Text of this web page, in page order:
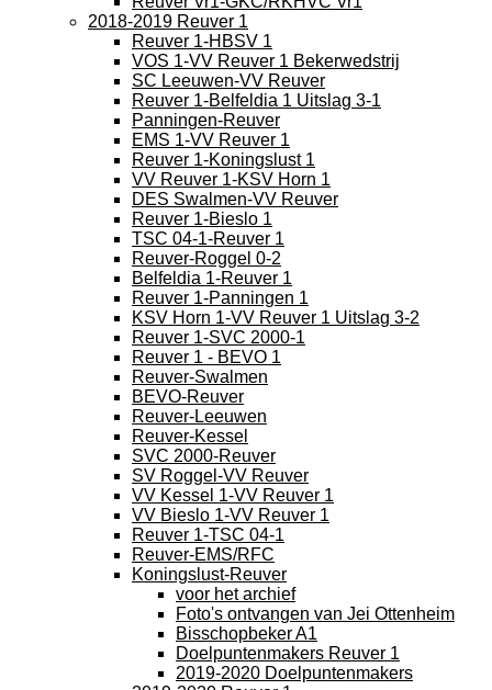
2018-2019 Reuver 1
Reuver 1-HBSV 1
VOS 1-VV Reuver 1 Bekerwedstrij
SC Leeuwen-VV Reuver
Reuver 1-Belfeldia 1 Uitslag 3-1
Panningen-Reuver
EMS 1-VV Reuver 1
Reuver 1-Koningslust 1
VV Reuver 1-KSV Horn 1
DES Swalmen-VV Reuver
Reuver 1-Bieslo 1
TSC 04-1-Reuver 1
Reuver-Roggel 0-2
Belfeldia 1-Reuver 1
Reuver 1-Panningen 1
KSV Horn 1-VV Reuver 1 Uitslag 3-2
Reuver 1-SVC 2000-1
Reuver 1 - BEVO 1
Reuver-Swalmen
BEVO-Reuver
Reuver-Leeuwen
Reuver-Kessel
SVC 2000-Reuver
SV Roggel-VV Reuver
VV Kessel 1-VV Reuver 1
VV Bieslo 1-VV Reuver 1
Reuver 1-TSC 04-1
Reuver-EMS/RFC
Koningslust-Reuver
voor het archief
Foto's ontvangen van Jei Ottenheim
Bisschopbeker A1
Doelpuntenmakers Reuver 1
2019-2020 Doelpuntenmakers